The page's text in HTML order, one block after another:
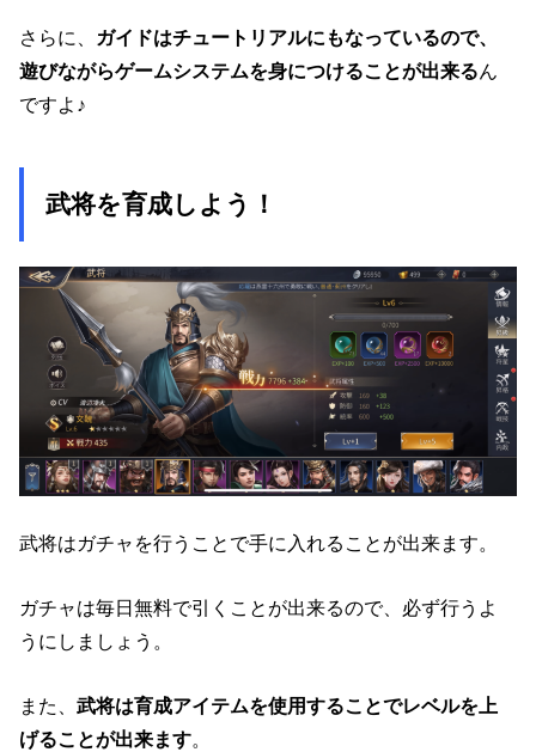
さらに、 ガイドはチュートリアルにもなっているので、
遊びながらゲームシステムを身につけることが出来るん
ですよ♪
武将を育成しよう！
武将はガチャを行うことで手に入れることが出来ます。
ガチャは毎日無料で引くことが出来るので、必ず行うよ
うにしましょう。
また、武将は育成アイテムを使用することでレベルを上
げることが出来ます。